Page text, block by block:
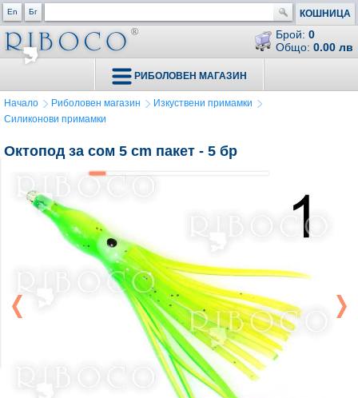
En Бг КОШНИЦА
Брой: 0
Общо: 0.00 лв
РИБОЛОВЕН МАГАЗИН
Начало Риболовен магазин
Изкуствени примамки
Силиконови примамки
Октопод за сом 5 cm пакет - 5 бр